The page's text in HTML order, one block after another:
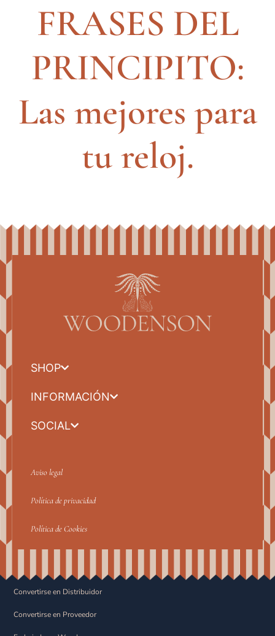
FRASES DEL
PRINCIPITO:
Las mejores para
tu reloj.
SHOP
INFORMACIÓN
SOCIAL
Aviso legal
Política de privacidad
Política de Cookies
Convertirse en Distribuidor
Convertirse en Proveedor